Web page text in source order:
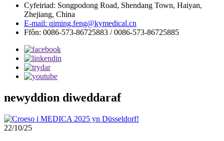
Cyfeiriad: Songpodong Road, Shendang Town, Haiyan,
Zhejiang, China
E-mail: qiming.feng@kymedical.cn
Ffôn: 0086-573-86725883 / 0086-573-86725885
newyddion diweddaraf
22/10/25